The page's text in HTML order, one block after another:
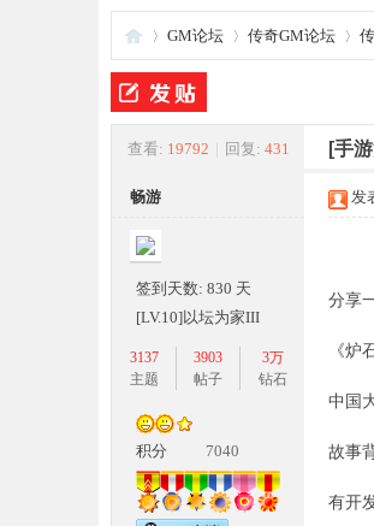
夜
游
»
GM论坛
›
传奇GM论坛
›
查看: 19792 | 回复: 431 [手
畅游
签到天数: 830 天
[LV.10]以坛为家III
3137
主题
3903
帖子
3万
钻石
积分 7040
发
分享
《炉
中国
故事
有开